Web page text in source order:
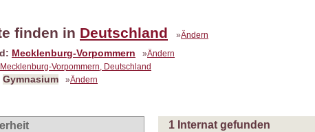
finden in Deutschland »Ändern
Mecklenburg-Vorpommern »Ändern
Vorpommern, Deutschland
Gymnasium »Ändern
1 Internat gefunden